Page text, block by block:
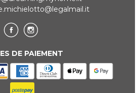
DE PAIEMENT